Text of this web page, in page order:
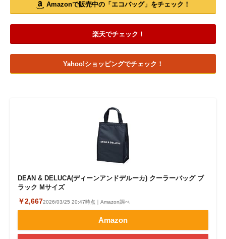
Amazonで販売中の「エコバッグ」をチェック！
楽天でチェック！
Yahoo!ショッピングでチェック！
DEAN & DELUCA(ディーンアンドデルーカ) クーラーバッグ ブ
ラック Mサイズ
￥2,6672026/03/25 20:47時点｜Amazon調べ
Amazon